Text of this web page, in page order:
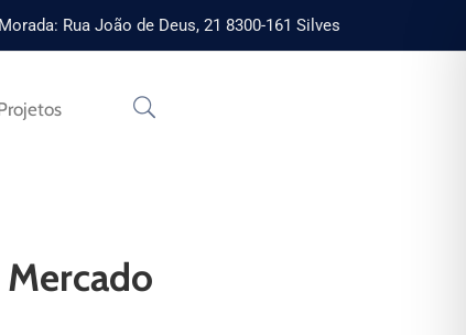
Rua João de Deus, 21 8300-161 Silves
Mercado